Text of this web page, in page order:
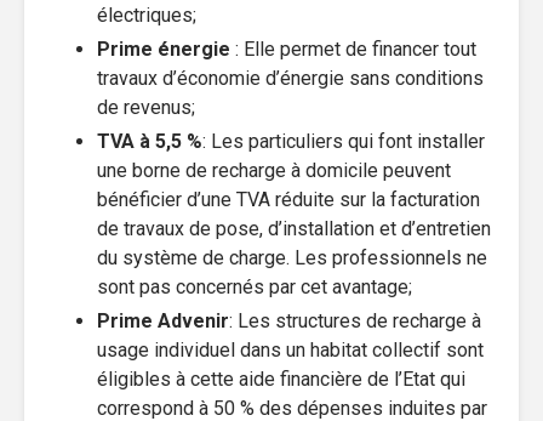
électriques;
Prime énergie : Elle permet de financer tout
travaux d’économie d’énergie sans conditions
de revenus;
TVA à 5,5 %: Les particuliers qui font installer
une borne de recharge à domicile peuvent
bénéficier d’une TVA réduite sur la facturation
de travaux de pose, d’installation et d’entretien
du système de charge. Les professionnels ne
sont pas concernés par cet avantage;
Prime Advenir: Les structures de recharge à
usage individuel dans un habitat collectif sont
éligibles à cette aide financière de l’Etat qui
correspond à 50 % des dépenses induites par